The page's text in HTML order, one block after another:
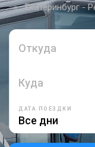
Екатеринбург -
Откуда
Куда
ДАТА ПОЕЗДКИ